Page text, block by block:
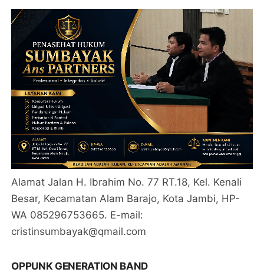
Alamat Jalan H. Ibrahim No. 77 RT.18, Kel. Kenali
Besar, Kecamatan Alam Barajo, Kota Jambi, HP-
WA 085296753665. E-mail:
cristinsumbayak@qmail.com
OPPUNK GENERATION BAND